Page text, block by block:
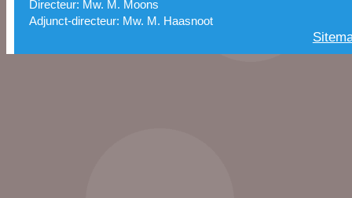
Directeur: Mw. M. Moons
Adjunct-directeur: Mw. M. Haasnoot